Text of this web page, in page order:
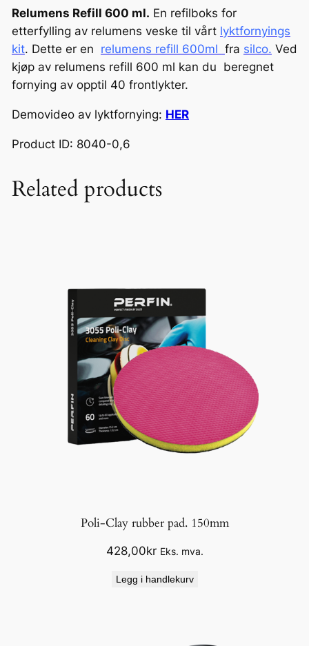
R
e
f
i
l
a
t
Relumens Refill 600 ml. En refilboks for
etterfylling av relumens veske til vårt lyktfornyings
kit. Dette er en relumens refill 600ml fra silco. Ved
kjøp av relumens refill 600 ml kan du beregnet
fornying av opptil 40 frontlykter.
Demovideo av lyktfornying: HER
Product ID: 8040-0,6
Related products
Poli-Clay rubber pad. 150mm
428,00kr Eks. mva.
Legg i handlekurv